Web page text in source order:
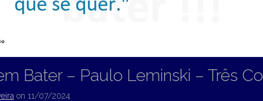
Bater – Paulo Leminski – Três
on 11/07/2024